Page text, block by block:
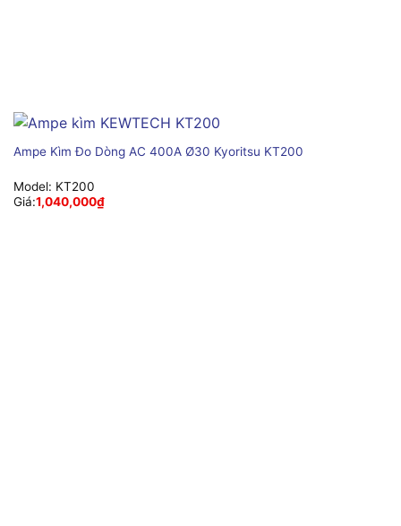
Ampe Kìm Đo Dòng AC 400A Ø30 Kyoritsu KT200
Model: KT200
Giá:1,040,000₫